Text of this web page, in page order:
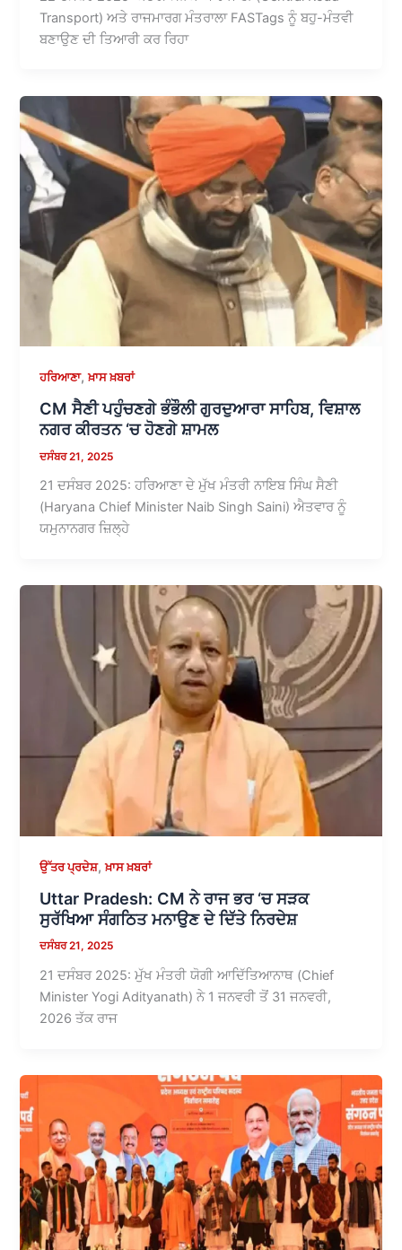
Transport) ਅਤੇ ਰਾਜਮਾਰਗ ਮੰਤਰਾਲਾ FASTags ਨੂੰ ਬਹੁ-ਮੰਤਵੀ
ਬਣਾਉਣ ਦੀ ਤਿਆਰੀ ਕਰ ਰਿਹਾ
ਹਰਿਆਣਾ,ਖ਼ਾਸ ਖ਼ਬਰਾਂ
CM ਸੈਣੀ ਪਹੁੰਚਣਗੇ ਭੰਭੌਲੀ ਗੁਰਦੁਆਰਾ ਸਾਹਿਬ, ਵਿਸ਼ਾਲ
ਨਗਰ ਕੀਰਤਨ ‘ਚ ਹੋਣਗੇ ਸ਼ਾਮਲ
ਦਸੰਬਰ 21, 2025
21 ਦਸੰਬਰ 2025: ਹਰਿਆਣਾ ਦੇ ਮੁੱਖ ਮੰਤਰੀ ਨਾਇਬ ਸਿੰਘ ਸੈਣੀ
(Haryana Chief Minister Naib Singh Saini) ਐਤਵਾਰ ਨੂੰ
ਯਮੁਨਾਨਗਰ ਜ਼ਿਲ੍ਹੇ
ਉੱਤਰ ਪ੍ਰਦੇਸ਼,ਖ਼ਾਸ ਖ਼ਬਰਾਂ
Uttar Pradesh: CM ਨੇ ਰਾਜ ਭਰ ‘ਚ ਸੜਕ
ਸੁਰੱਖਿਆ ਸੰਗਠਿਤ ਮਨਾਉਣ ਦੇ ਦਿੱਤੇ ਨਿਰਦੇਸ਼
ਦਸੰਬਰ 21, 2025
21 ਦਸੰਬਰ 2025: ਮੁੱਖ ਮੰਤਰੀ ਯੋਗੀ ਆਦਿੱਤਿਆਨਾਥ (Chief
Minister Yogi Adityanath) ਨੇ 1 ਜਨਵਰੀ ਤੋਂ 31 ਜਨਵਰੀ,
2026 ਤੱਕ ਰਾਜ